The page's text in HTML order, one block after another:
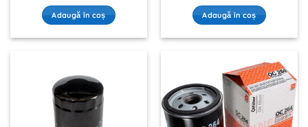
Adaugă în coș Adaugă în coș